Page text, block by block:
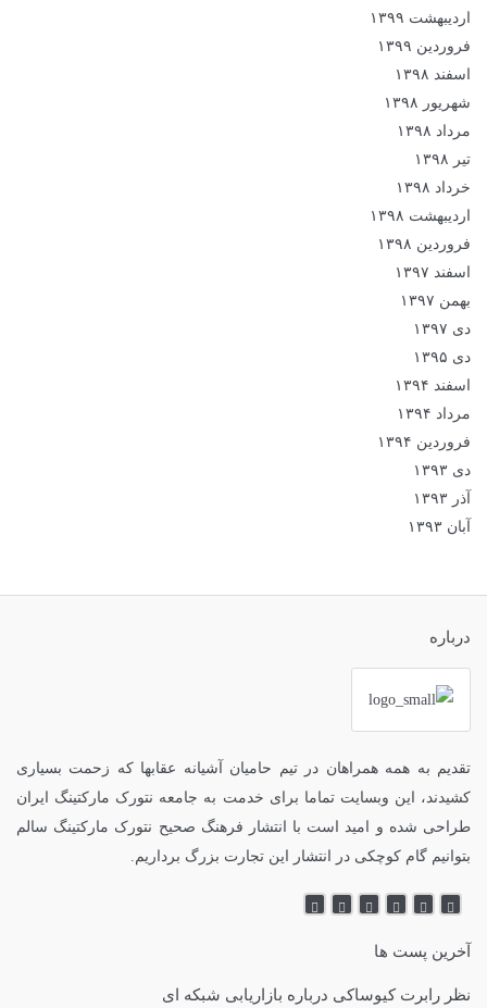
اردیبهشت ۱۳۹۹
فروردین ۱۳۹۹
اسفند ۱۳۹۸
شهریور ۱۳۹۸
مرداد ۱۳۹۸
تیر ۱۳۹۸
خرداد ۱۳۹۸
اردیبهشت ۱۳۹۸
فروردین ۱۳۹۸
اسفند ۱۳۹۷
بهمن ۱۳۹۷
دی ۱۳۹۷
دی ۱۳۹۵
اسفند ۱۳۹۴
مرداد ۱۳۹۴
فروردین ۱۳۹۴
دی ۱۳۹۳
آذر ۱۳۹۳
آبان ۱۳۹۳
درباره
تقدیم به همه همراهان در تیم حامیان آشیانه عقابها که زحمت بسیاری
کشیدند، این وبسایت تماما برای خدمت به جامعه نتورک مارکتینگ ایران
طراحی شده و امید است با انتشار فرهنگ صحیح نتورک مارکتینگ سالم
بتوانیم گام کوچکی در انتشار این تجارت بزرگ برداریم.
آخرین پست ها
نظر رابرت کیوساکی درباره بازاریابی شبکه ای